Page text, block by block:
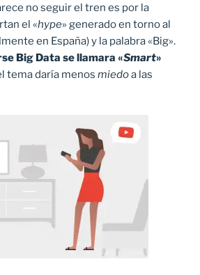
no seguir el tren es por la
el «hype» generado en torno al
en España) y la palabra «Big».
Big Data se llamara «Smart»
tema daría menos miedoa las